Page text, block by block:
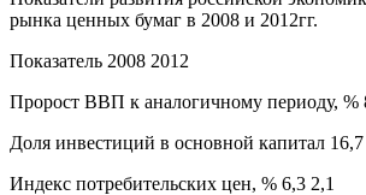
рынка ценных бумаг в 2008 и 2012гг.
Показатель 2008 2012
Пророст ВВП к аналогичному периоду, %
Доля инвестиций в основной капитал
Индекс потребительских цен, % 6,3 2,1